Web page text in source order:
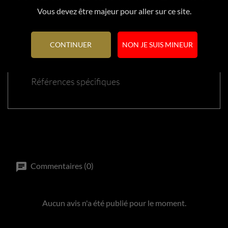
Vous devez être majeur pour aller sur ce site.
CONTINUER NON JE SUIS MINEUR
Référence
En stock
Références spécifiques
Commentaires (0)
Aucun avis n'a été publié pour le moment.